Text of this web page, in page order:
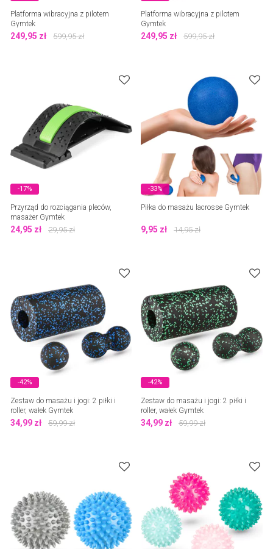
Platforma wibracyjna z pilotem
Gymtek
249,95 zł 599,95zł
Platforma wibracyjna z pilotem
Gymtek
249,95 zł 599,95zł
-17%
Przyrząd do rozciągania pleców,
masażer Gymtek
24,95 zł 29,95zł
-33%
Piłka do masażu lacrosse Gymtek
9,95 zł 14,95zł
-42%
Zestaw do masażu i jogi: 2 piłki i
roller, wałek Gymtek
34,99 zł 59,99zł
-42%
Zestaw do masażu i jogi: 2 piłki i
roller, wałek Gymtek
34,99 zł 59,99zł